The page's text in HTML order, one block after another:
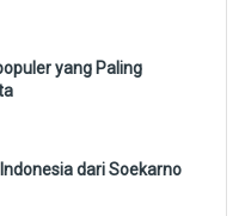
yang Paling
dari Soekarno